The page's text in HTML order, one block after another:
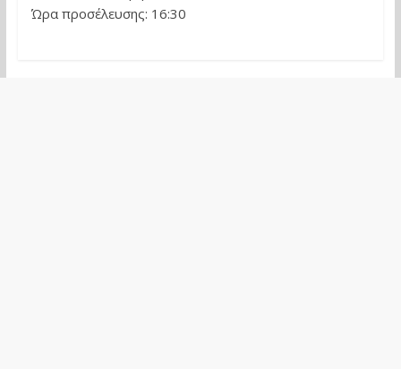
Ώρα προσέλευσης: 16:30